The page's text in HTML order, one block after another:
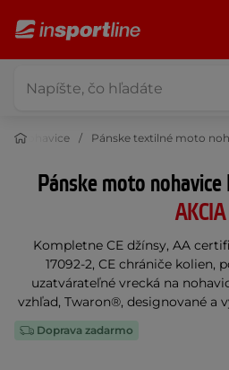
nohavice Pánske textilné moto
Pánske moto nohavice
AKCIA
Kompletne CE džínsy, AA
17092-2, CE chrániče kolien,
uzatvárateľné vrecká na
vzhľad, Twaron®, designované a
Doprava zadarmo